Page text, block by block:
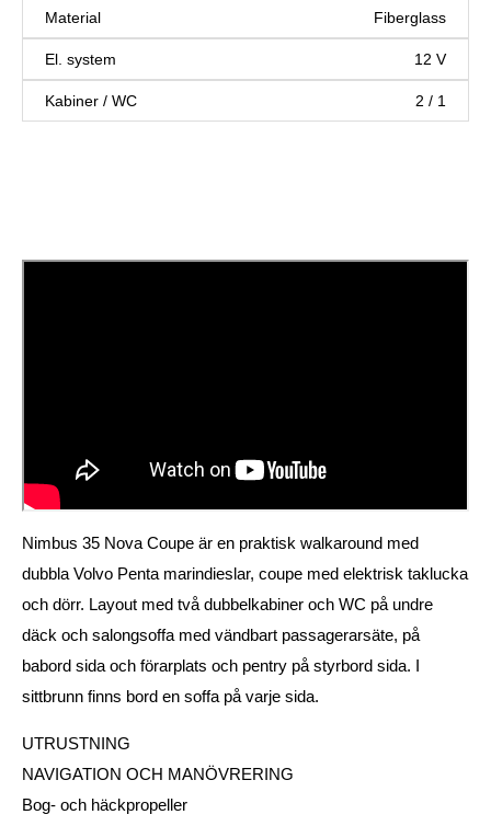
Material Fiberglass
El. system 12 V
Kabiner / WC 2 / 1
Nimbus 35 Nova Coupe är en praktisk walkaround med
dubbla Volvo Penta marindieslar, coupe med elektrisk taklucka
och dörr. Layout med två dubbelkabiner och WC på undre
däck och salongsoffa med vändbart passagerarsäte, på
babord sida och förarplats och pentry på styrbord sida. I
sittbrunn finns bord en soffa på varje sida.
UTRUSTNING
NAVIGATION OCH MANÖVRERING
Bog- och häckpropeller